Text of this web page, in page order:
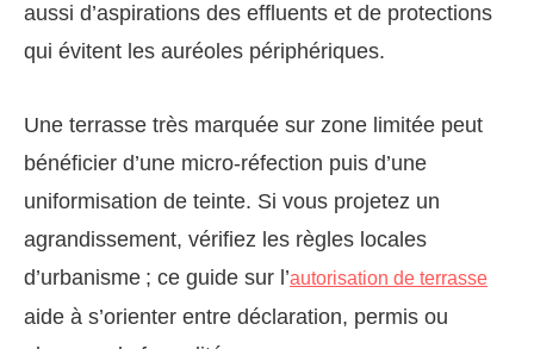
aussi d’aspirations des effluents et de protections
qui évitent les auréoles périphériques.
Une terrasse très marquée sur zone limitée peut
bénéficier d’une micro-réfection puis d’une
uniformisation de teinte. Si vous projetez un
agrandissement, vérifiez les règles locales
d’urbanisme ; ce guide sur l’autorisation de terrasse
aide à s’orienter entre déclaration, permis ou